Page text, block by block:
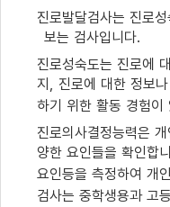
진로발달검사는 진로
보는 검사입니다.
진로성숙도는 진로에
지 , 진로에 대한 정보
하기 위한 활동 경험이
진로의사결정능력은
양한 요인들을 확인합
요인등을 측정하여 개
검사는 중학생용과 고